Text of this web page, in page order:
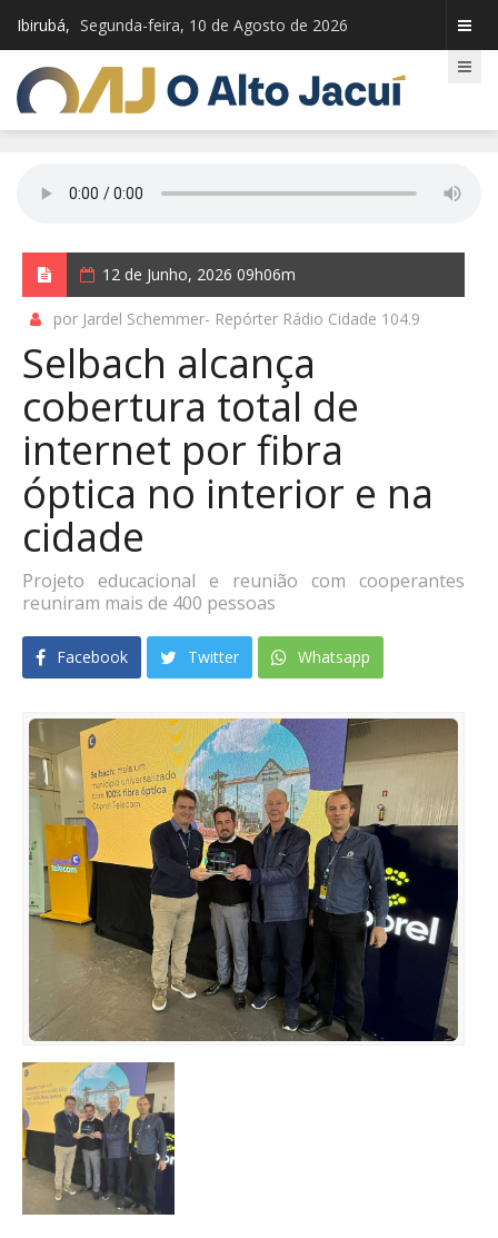
Ibirubá, Segunda-feira, 10 de Agosto de 2026
12 de Junho, 2026 09h06m
por Jardel Schemmer- Repórter Rádio Cidade 104.9
Selbach alcança
cobertura total de
internet por fibra
óptica no interior e na
cidade
Projeto educacional e reunião com cooperantes
reuniram mais de 400 pessoas
Facebook Twitter Whatsapp